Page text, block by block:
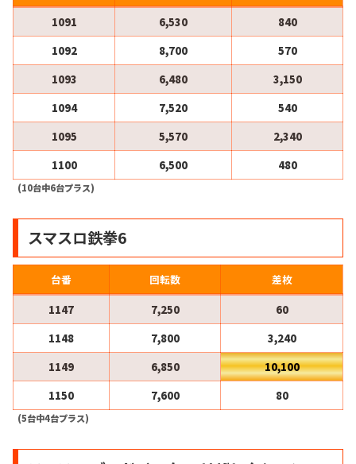
1091
6,530
840
1092
8,700
570
1093
6,480
3,150
1094
7,520
540
1095
5,570
2,340
1100
6,500 480
(10台中6台プラス)
スマスロ鉄拳6
台番 回転数
差枚
1147
7,250
60
1148
7,800
3,240
1149
6,850
10,100
1150
7,600 80
(5台中4台プラス)